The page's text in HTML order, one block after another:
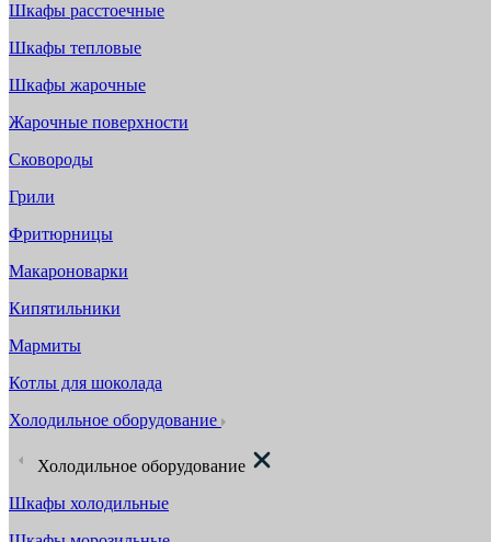
Шкафы расстоечные
Шкафы тепловые
Шкафы жарочные
Жарочные поверхности
Сковороды
Грили
Фритюрницы
Макароноварки
Кипятильники
Мармиты
Котлы для шоколада
Холодильное оборудование
Холодильное оборудование
Шкафы холодильные